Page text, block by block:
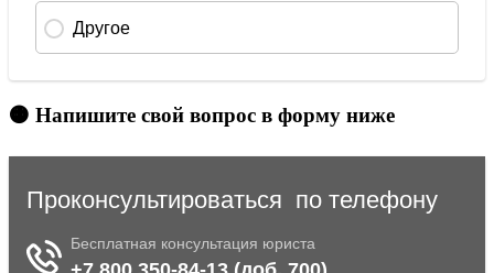
🟠 Напишите свой вопрос в форму ниже